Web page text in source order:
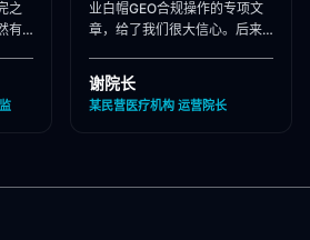
之
有
业白帽GEO合规操作的专项文
章，给了我们很大信心。后来
行合规承诺，非常专业！"
谢院长
某民营医疗机构 运营院长